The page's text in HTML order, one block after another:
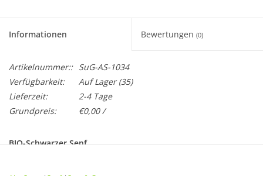
Informationen Bewertungen (0)
Artikelnummer:: SuG-AS-1034
Verfügbarkeit:
Auf Lager(35)
Lieferzeit:
2-4 Tage
Grundpreis:
€0,00 /
BIO-Schwarzer Senf